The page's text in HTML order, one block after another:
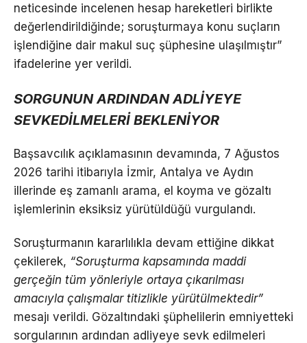
neticesinde incelenen hesap hareketleri birlikte
değerlendirildiğinde; soruşturmaya konu suçların
işlendiğine dair makul suç şüphesine ulaşılmıştır”
ifadelerine yer verildi.
SORGUNUN ARDINDAN ADLİYEYE
SEVKEDİLMELERİ BEKLENİYOR
Başsavcılık açıklamasının devamında, 7 Ağustos
2026 tarihi itibarıyla İzmir, Antalya ve Aydın
illerinde eş zamanlı arama, el koyma ve gözaltı
işlemlerinin eksiksiz yürütüldüğü vurgulandı.
Soruşturmanın kararlılıkla devam ettiğine dikkat
çekilerek, “Soruşturma kapsamında maddi
gerçeğin tüm yönleriyle ortaya çıkarılması
amacıyla çalışmalar titizlikle yürütülmektedir”
mesajı verildi. Gözaltındaki şüphelilerin emniyetteki
sorgularının ardından adliyeye sevk edilmeleri